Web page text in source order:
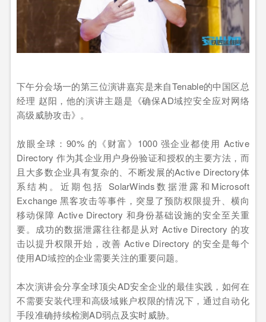
下午分会场一的第三位演讲嘉宾是来自Tenable的中国区总
经理 赵阳，他的演讲主题是《确保AD域控安全应对网络
高级威胁攻击》。
放眼全球：90% 的《财富》1000 强企业都使用 Active
Directory 作为其企业用户身份验证和授权的主要方法，而
且大多数企业具有复杂的、不断发展的Active Directory体
系结构。近期包括 SolarWinds数据泄露和Microsoft
Exchange 黑客攻击等事件，突显了预防权限提升、横向
移动保障 Active Directory 和身份基础设施的安全至关重
要。成功的数据泄露往往都是从对 Active Directory 的攻
击以提升权限开始，改善 Active Directory 的安全是每个
使用AD域控的企业需要关注的重要问题。
本次演讲会分享全球顶尖AD安全企业的最佳实践，如何在
不需要安装代理和高级域账户权限的情况下，通过自动化
手段准确持续检测AD弱点及实时威胁。